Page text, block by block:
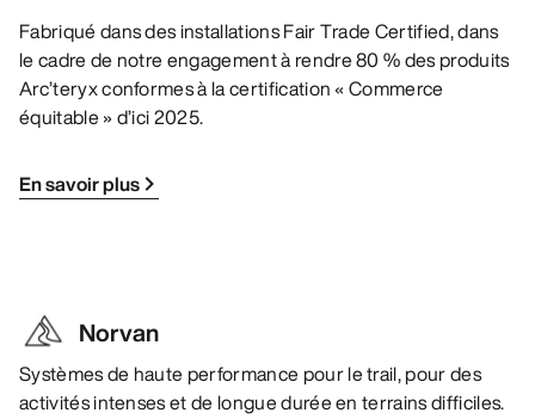
Fabriqué dans des installations Fair Trade Certified, dans
le cadre de notre engagement à rendre 80 % des produits
Arc’teryx conformes à la certification « Commerce
équitable » d’ici 2025.
En savoir plus
Norvan
Systèmes de haute performance pour le trail, pour des
activités intenses et de longue durée en terrains difficiles.